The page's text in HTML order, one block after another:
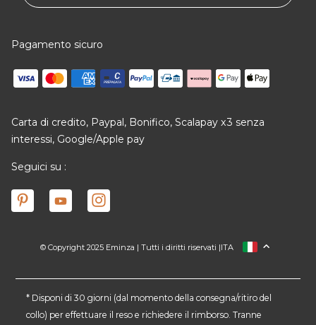
Pagamento sicuro
Carta di credito, Paypal, Bonifico, Scalapay x3 senza
interessi, Google/Apple pay
Seguici su :
© Copyright 2025 Eminza | Tutti i diritti riservati |
FRANCIA
GERMANIA
PAESI BASSI
ITA
* Disponi di 30 giorni (dal momento della consegna/ritiro del
collo) per effettuare il reso e richiedere il rimborso. Tranne